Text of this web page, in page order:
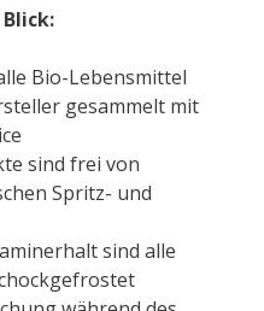
Bio-Lebensmittel
gesammelt mit
sind frei von
Spritz- und
sind alle